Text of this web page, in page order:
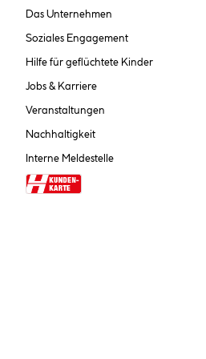
Das Unternehmen
Soziales Engagement
Hilfe für geflüchtete Kinder
Jobs & Karriere
Veranstaltungen
Nachhaltigkeit
Interne Meldestelle